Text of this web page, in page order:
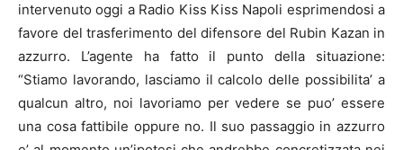
intervenuto oggi a Radio Kiss Kiss Napoli esprimendosi a
favore del trasferimento del difensore del Rubin Kazan in
azzurro. L’agente ha fatto il punto della situazione:
“Stiamo lavorando, lasciamo il calcolo delle possibilita’ a
qualcun altro, noi lavoriamo per vedere se puo’ essere
una cosa fattibile oppure no. Il suo passaggio in azzurro